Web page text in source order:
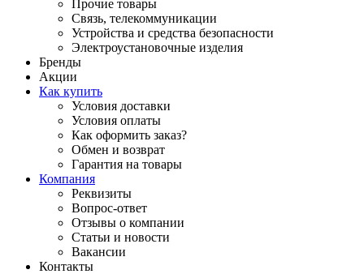
Прочие товары
Связь, телекоммуникации
Устройства и средства безопасности
Электроустановочные изделия
Бренды
Акции
Как купить
Условия доставки
Условия оплаты
Как оформить заказ?
Обмен и возврат
Гарантия на товары
Компания
Реквизиты
Вопрос-ответ
Отзывы о компании
Статьи и новости
Вакансии
Контакты